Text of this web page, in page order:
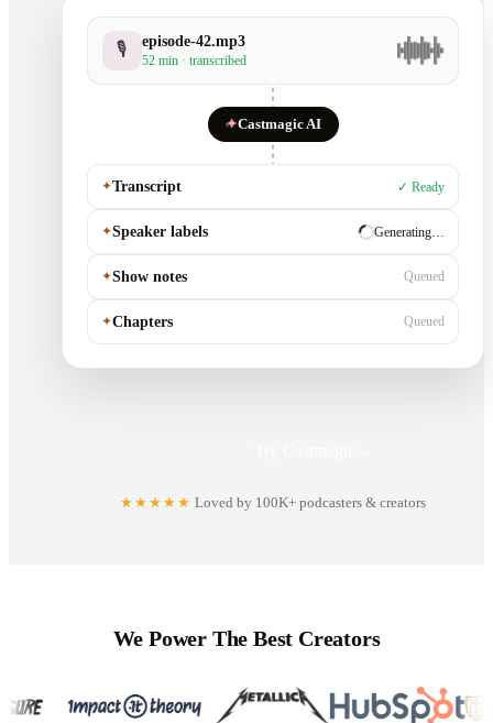
🎙 episode-42.mp3
52 min · transcribed
✦Castmagic AI
✦Transcript ✓ Ready
✦Speaker labels ✓ Ready
✦Show notes Generating…
✦Chapters Queued
★★★★★ Loved by 100K+ podcasters & creators
We Power The Best Creators